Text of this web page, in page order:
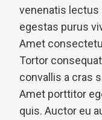
venenatis lectus
egestas purus
Amet
Tortor
convallis a cras
Amet porttitor
quis. Auctor eu